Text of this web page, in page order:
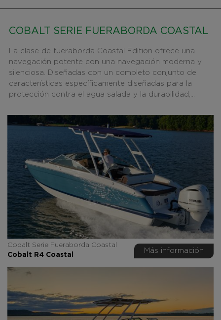
COBALT SERIE FUERABORDA COASTAL
La clase de fueraborda Coastal Edition ofrece una
navegación potente con una navegación moderna y
silenciosa. Diseñadas con un completo conjunto de
características específicamente diseñadas para la
protección contra el agua salada y la durabilidad,...
Cobalt Serie Fueraborda Coastal
Cobalt R4 Coastal
Más información